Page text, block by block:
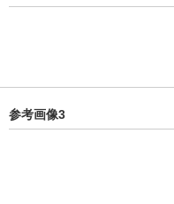
参考画像3